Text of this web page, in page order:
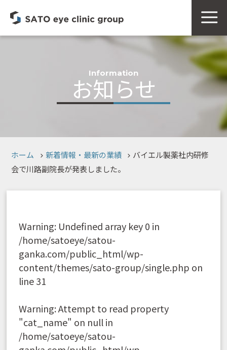
Information
お知らせ
ホーム 新着情報・最新の業績
バイエル製薬社内研修
会で川路副院長が発表しました。
Warning: Undefined array key 0 in
/home/satoeye/satou-
ganka.com/public_html/wp-
content/themes/sato-group/single.php on
line31
Warning: Attempt to read property
"cat_name" on null in
/home/satoeye/satou-